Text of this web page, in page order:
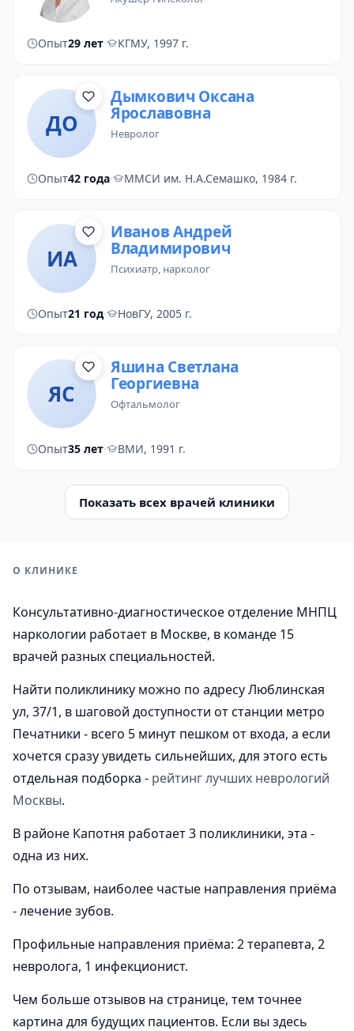
Опыт29 лет· КГМУ, 1997 г.
ДО
Дымкович Оксана
Ярославовна
невролог
Опыт42 года· ММСИ им. Н.А.Семашко, 1984 г.
ИА
Иванов Андрей
Владимирович
психиатр, нарколог
Опыт21 год· НовГУ, 2005 г.
ЯС
Яшина Светлана
Георгиевна
офтальмолог
Опыт35 лет· ВМИ, 1991 г.
Показать всех врачей клиники
О КЛИНИКЕ
Консультативно-диагностическое отделение МНПЦ
наркологии работает в Москве, в команде 15
врачей разных специальностей.
Найти поликлинику можно по адресу Люблинская
ул, 37/1, в шаговой доступности от станции метро
Печатники - всего 5 минут пешком от входа, а если
хочется сразу увидеть сильнейших, для этого есть
отдельная подборка - рейтинг лучших неврологий
Москвы.
В районе Капотня работает 3 поликлиники, эта -
одна из них.
По отзывам, наиболее частые направления приёма
- лечение зубов.
Профильные направления приёма: 2 терапевта, 2
невролога, 1 инфекционист.
Чем больше отзывов на странице, тем точнее
картина для будущих пациентов. Если вы здесь